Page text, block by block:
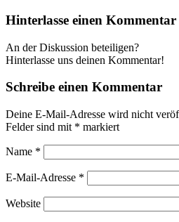
Hinterlasse einen Kommentar
An der Diskussion beteiligen?
Hinterlasse uns deinen Kommentar!
Schreibe einen Kommentar
Deine E-Mail-Adresse wird nicht
Felder sind mit * markiert
Name *
E-Mail-Adresse *
Website